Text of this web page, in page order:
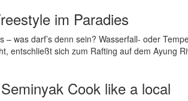
im Paradies
– was darf’s denn sein? Wasserfall- oder
entschließt sich zum Rafting auf dem Ayung
Cook like a local